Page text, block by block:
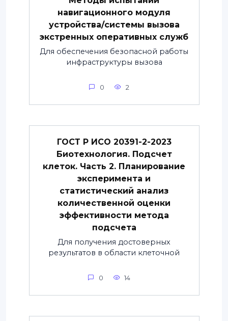
навигационного модуля
устройства/системы вызова
экстренных оперативных служб
Для обеспечения безопасной работы
инфраструктуры вызова
0 2
ГОСТ Р ИСО 20391-2-2023
Биотехнология. Подсчет
клеток. Часть 2. Планирование
эксперимента и
статистический анализ
количественной оценки
эффективности метода
подсчета
Для получения достоверных
результатов в области клеточной
0 14